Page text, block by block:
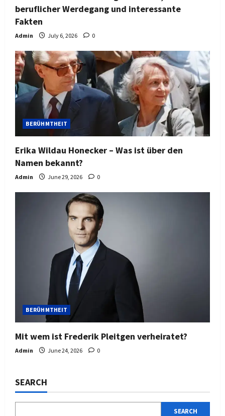
beruflicher Werdegang und interessante
Fakten
Admin July 6, 2026 0
BERÜHMTHEIT
Erika Wildau Honecker – Was ist über den
Namen bekannt?
Admin June 29, 2026 0
BERÜHMTHEIT
Mit wem ist Frederik Pleitgen verheiratet?
Admin June 24, 2026 0
SEARCH
SEARCH